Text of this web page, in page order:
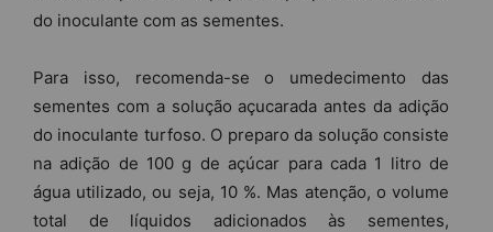
do inoculante com as sementes.
Para isso, recomenda-se o umedecimento das
sementes com a solução açucarada antes da adição
do inoculante turfoso. O preparo da solução consiste
na adição de 100 g de açúcar para cada 1 litro de
água utilizado, ou seja, 10 %. Mas atenção, o volume
total de líquidos adicionados às sementes,